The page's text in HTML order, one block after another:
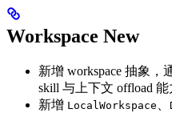
Workspace New
新增 workspace 抽象，
skill 与上下文 offload 能
新增 LocalWorkspace